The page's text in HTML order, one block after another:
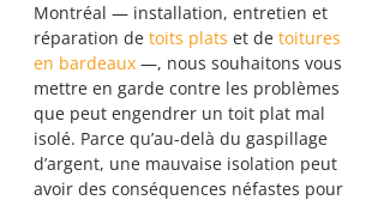
Montréal — installation, entretien et
réparation de toits plats et de toitures
en bardeaux —, nous souhaitons vous
mettre en garde contre les problèmes
que peut engendrer un toit plat mal
isolé. Parce qu’au-delà du gaspillage
d’argent, une mauvaise isolation peut
avoir des conséquences néfastes pour